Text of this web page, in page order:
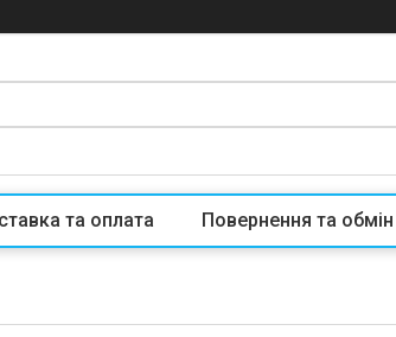
та оплата Повернення та обмін